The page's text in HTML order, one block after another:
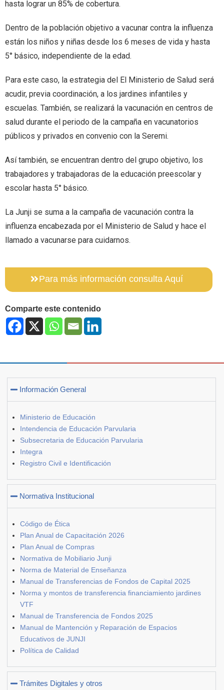
hasta lograr un 85% de cobertura.
Dentro de la población objetivo a vacunar contra la influenza
están los niños y niñas desde los 6 meses de vida y hasta
5° básico, independiente de la edad.
Para este caso, la estrategia del El Ministerio de Salud será
acudir, previa coordinación, a los jardines infantiles y
escuelas. También, se realizará la vacunación en centros de
salud durante el periodo de la campaña en vacunatorios
públicos y privados en convenio con la Seremi.
Así también, se encuentran dentro del grupo objetivo, los
trabajadores y trabajadoras de la educación preescolar y
escolar hasta 5° básico.
La Junji se suma a la campaña de vacunación contra la
influenza encabezada por el Ministerio de Salud y hace el
llamado a vacunarse para cuidarnos.
Para más información consulta Aquí
Comparte este contenido
Información General
Ministerio de Educación
Intendencia de Educación Parvularia
Subsecretaria de Educación Parvularia
Integra
Registro Civil e Identificación
Normativa Institucional
Código de Ética
Plan Anual de Capacitación 2026
Plan Anual de Compras
Normativa de Mobiliario Junji
Norma de Material de Enseñanza
Manual de Transferencias de Fondos de Capital 2025
Norma y montos de transferencia financiamiento jardines
VTF
Manual de Transferencia de Fondos 2025
Manual de Mantención y Reparación de Espacios
Educativos de JUNJI
Política de Calidad
Trámites Digitales y otros